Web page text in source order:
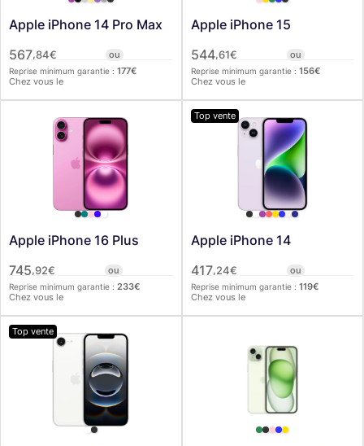
Apple iPhone 14 Pro Max
567,84€ ou
Reprise minimum garantie : 177€
Chez vous le
Apple iPhone 15
544,61€ ou
Reprise minimum garantie : 156€
Chez vous le
Apple iPhone 16 Plus
745,92€ ou
Reprise minimum garantie : 233€
Chez vous le
Top vente
Apple iPhone 14
417,24€ ou
Reprise minimum garantie : 119€
Chez vous le
Top vente